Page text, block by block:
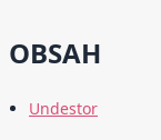
OBSAH
Undestor